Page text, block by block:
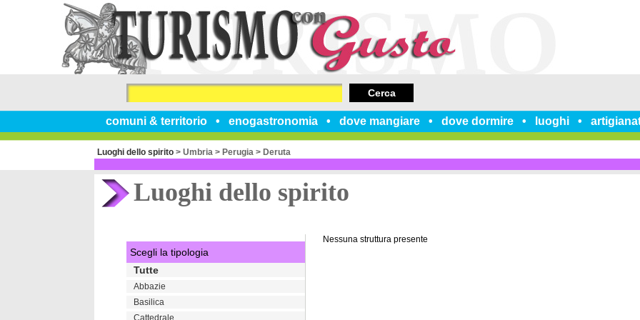
comuni & territorio enogastronomia dove mangiare dove dormire luoghi
Cerca
Luoghi dello spirito > Umbria > Perugia > Deruta
Luoghi dello spirito
Nessuna struttura presente
Scegli la tipologia
Tutte
Abbazie
Basilica
Cattedrale